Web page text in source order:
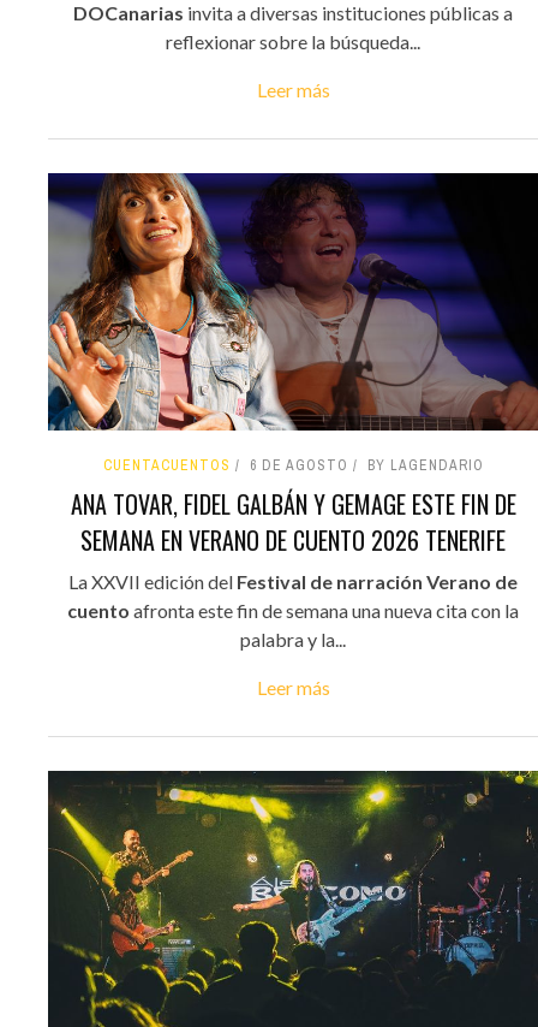
DOCanarias invita a diversas instituciones públicas a
reflexionar sobre la búsqueda...
Leer más
CUENTACUENTOS 6 DE AGOSTO BY LAGENDARIO
ANA TOVAR, FIDEL GALBÁN Y GEMAGE ESTE FIN DE
SEMANA EN VERANO DE CUENTO 2026 TENERIFE
La XXVII edición del Festival de narración Verano de
cuento afronta este fin de semana una nueva cita con la
palabra y la...
Leer más